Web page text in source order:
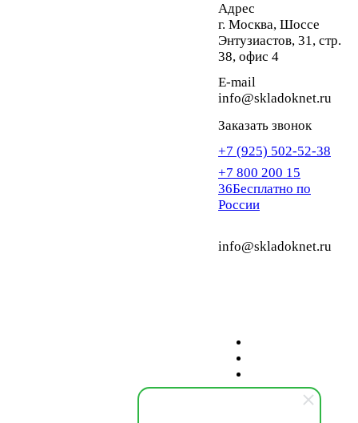
+7 800 200 15
36Бесплатно по
России
+7 (925) 502-52-38
Заказать звонок
E-mail
info@skladoknet.ru
Адрес
г. Москва, Шоссе
Энтузиастов, 31, стр.
38, офис 4
info@skladoknet.ru